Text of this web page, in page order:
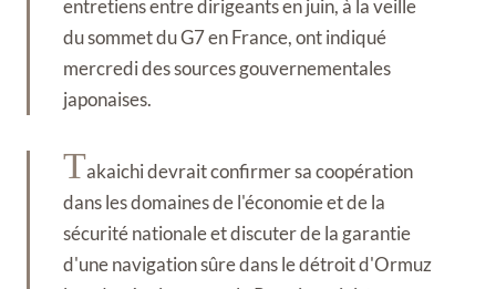
entretiens entre dirigeants en juin, à la veille
du sommet du G7 en France, ont indiqué
mercredi des sources gouvernementales
japonaises.
Takaichi devrait confirmer sa coopération
dans les domaines de l'économie et de la
sécurité nationale et discuter de la garantie
d'une navigation sûre dans le détroit d'Ormuz